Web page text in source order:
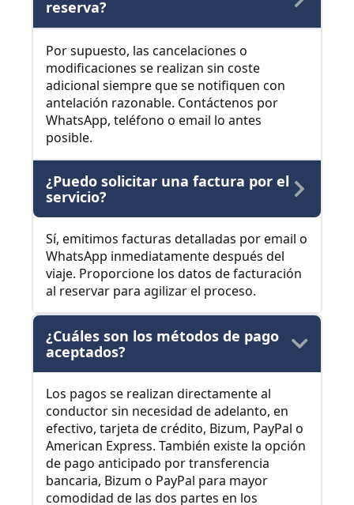
reserva?
Por supuesto, las cancelaciones o
modificaciones se realizan sin coste
adicional siempre que se notifiquen con
antelación razonable. Contáctenos por
WhatsApp, teléfono o email lo antes
posible.
¿Puedo solicitar una factura por el
servicio?
Sí, emitimos facturas detalladas por email o
WhatsApp inmediatamente después del
viaje. Proporcione los datos de facturación
al reservar para agilizar el proceso.
¿Cuáles son los métodos de pago
aceptados?
Los pagos se realizan directamente al
conductor sin necesidad de adelanto, en
efectivo, tarjeta de crédito, Bizum, PayPal o
American Express. También existe la opción
de pago anticipado por transferencia
bancaria, Bizum o PayPal para mayor
comodidad de las dos partes en los